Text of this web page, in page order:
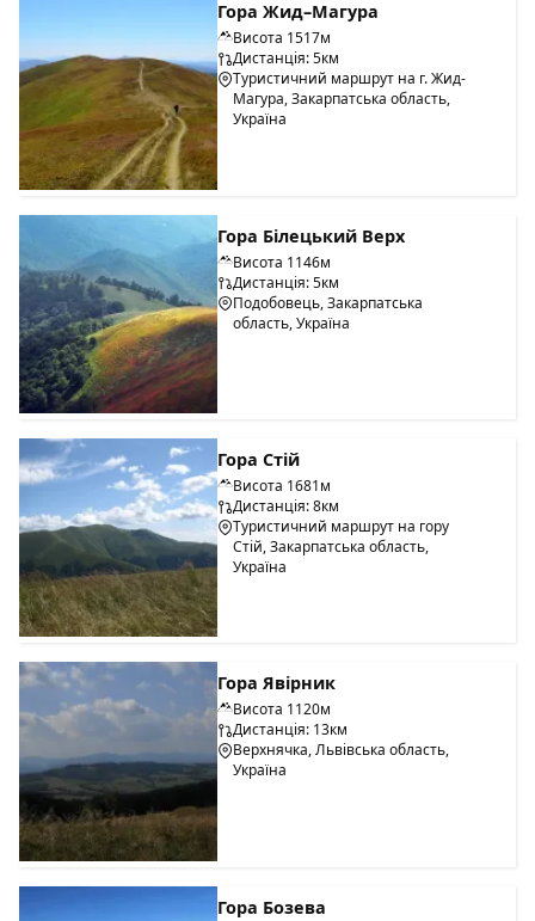
Гора Жид–Магура
Висота 1517м
Дистанція: 5км
Туристичний маршрут на г. Жид-
Магура, Закарпатська область,
Україна
Гора Білецький Верх
Висота 1146м
Дистанція: 5км
Подобовець, Закарпатська
область, Україна
Гора Стій
Висота 1681м
Дистанція: 8км
Туристичний маршрут на гору
Стій, Закарпатська область,
Україна
Гора Явірник
Висота 1120м
Дистанція: 13км
Верхнячка, Львівська область,
Україна
Гора Бозева